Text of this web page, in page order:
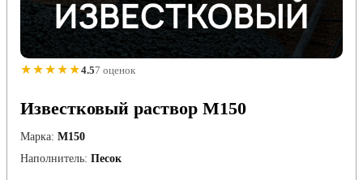
★★★★★4.57 оценок
Известковый раствор М150
Марка: М150
Наполнитель: Песок